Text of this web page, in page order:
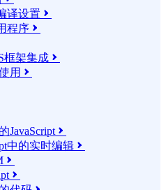
译设置 
程序 
框架集成 
用 
JavaScript 
中的实时编辑 

